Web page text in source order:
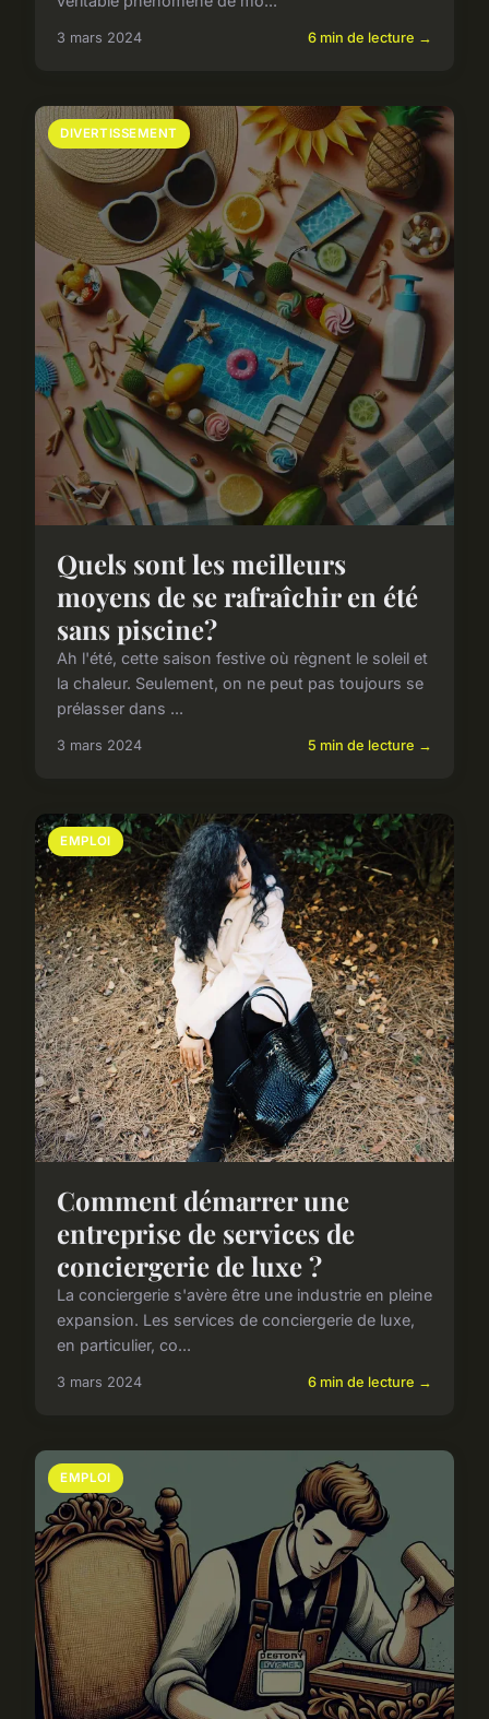
3 mars 2024 6 min de lecture →
DIVERTISSEMENT
Quels sont les meilleurs
moyens de se rafraîchir en été
sans piscine?
Ah l'été, cette saison festive où règnent le soleil et
la chaleur. Seulement, on ne peut pas toujours se
prélasser dans ...
3 mars 2024 5 min de lecture →
EMPLOI
Comment démarrer une
entreprise de services de
conciergerie de luxe ?
La conciergerie s'avère être une industrie en pleine
expansion. Les services de conciergerie de luxe,
en particulier, co...
3 mars 2024 6 min de lecture →
EMPLOI